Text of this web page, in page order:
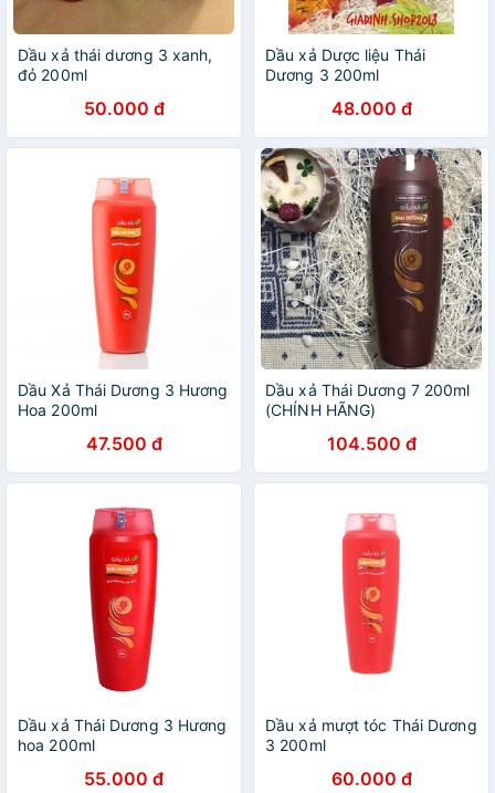
Dầu xả thái dương 3 xanh,
đỏ 200ml
50.000 đ
Dầu xả Dược liệu Thái
Dương 3 200ml
48.000 đ
Dầu Xả Thái Dương 3 Hương
Hoa 200ml
47.500 đ
Dầu xả Thái Dương 7 200ml
(CHÍNH HÃNG)
104.500 đ
Dầu xả Thái Dương 3 Hương
hoa 200ml
55.000 đ
Dầu xả mượt tóc Thái Dương
3 200ml
60.000 đ